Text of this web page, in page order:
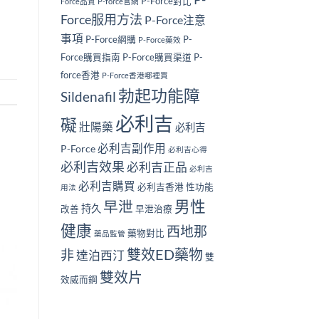
Force服用方法 P-Force注意
事項 P-Force網購 P-Force藥效 P-
Force購買指南 P-Force購買渠道 P-
force香港 P-Force香港哪裡買
Sildenafil 勃起功能障
礙 壯陽藥 必利吉 必利吉
P-Force 必利吉副作用 必利吉心得
必利吉效果必利吉正品 必利吉
用法 必利吉購買 必利吉香港 性功能
改善 持久 早泄 早泄治療 男性
健康 藥品監管 藥物對比 西地那
非達泊西汀雙效ED藥物 雙
效威而鋼 雙效片